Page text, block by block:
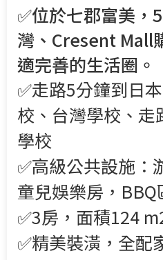
✅位於七郡富美，
灣、Cresent Mall
適完善的生活圈。
✅走路5分鐘到日
校、台灣學校、走
學校
✅高級公共設施：
童兒娛樂房，BBQ
✅3房，面積124
✅精美裝潢，全配